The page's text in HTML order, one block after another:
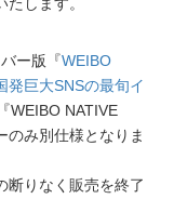
ー版『WEIBO
発巨大SNSの最旬イ
WEIBO NATIVE
のみ別仕様となりま
断りなく販売を終了